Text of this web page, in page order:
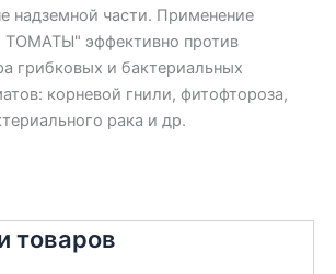
товаров
надземной части. Применение
эффективно против
грибковых и бактериальных
корневой гнили, фитофтороза,
рака и др.